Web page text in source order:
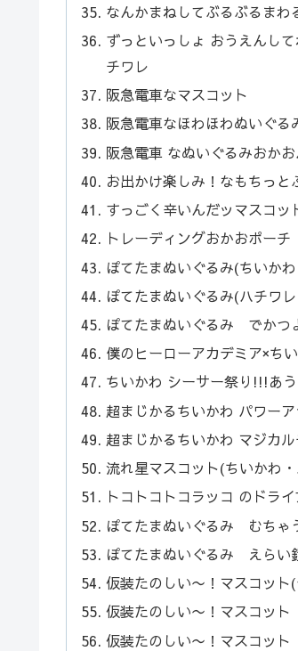
なんかまねしてぶるぶるまわ
ずっといっしょ おうえんし
チワレ
阪急電車なマスコット
阪急電車なほわほわぬいぐ
阪急電車 なぬいぐるみおか
お出かけ楽しみ！なもちっ
すっごく辛いんだッマスコッ
トレーディングおかおポーチ
ぽてたまぬいぐるみ(ちいか
ぽてたまぬいぐるみ(ハチワ
ぽてたまぬいぐるみ でかつ
僕のヒーローアカデミア×ち
ちいかわ シーサー祭り!!!あ
超まじかるちいかわ パワー
超まじかるちいかわ マジカ
流れ星マスコット(ちいかわ
トコトコトコラッコ のドラ
ぽてたまぬいぐるみ むちゃ
ぽてたまぬいぐるみ えらい
仮装たのしい〜！マスコット
仮装たのしい〜！マスコッ
仮装たのしい〜！マスコッ